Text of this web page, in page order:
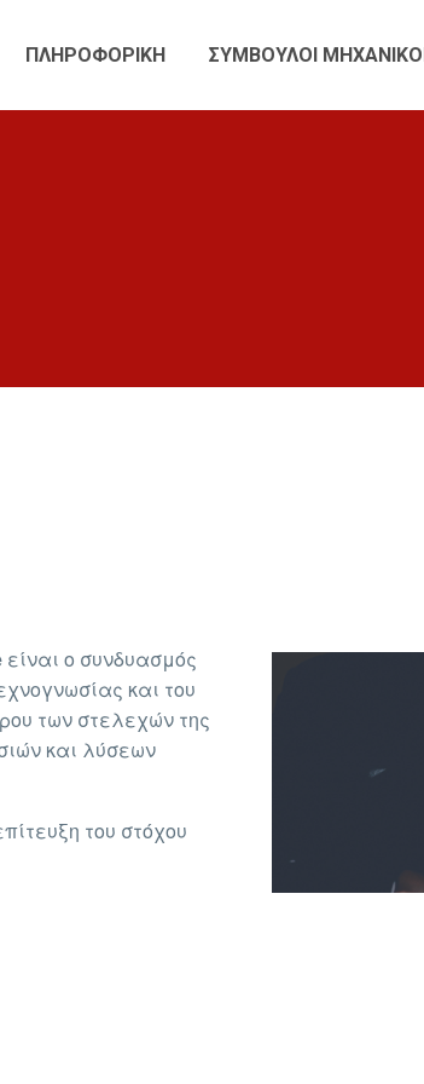
ΠΛΗΡΟΦΟΡΙΚΗ ΣΥΜΒΟΥΛΟΙ
είναι ο συνδυασμός
και του
των στελεχών της
και λύσεων
του στόχου